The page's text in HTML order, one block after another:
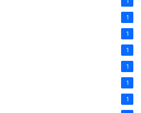
1
1
1
1
1
1